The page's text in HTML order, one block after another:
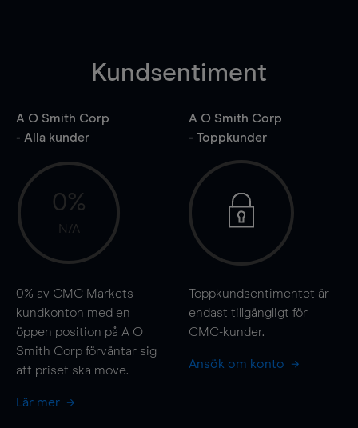
Kundsentiment
A O Smith Corp
- Alla kunder
0%
N/A
0% av CMC Markets
kundkonton med en
öppen position på A O
Smith Corp förväntar sig
att priset ska move.
Lär mer
A O Smith Corp
- Toppkunder
Toppkundsentimentet är
endast tillgängligt för
CMC-kunder.
Ansök om konto